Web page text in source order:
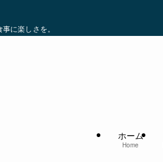
に楽しさを。
ホーム
Home